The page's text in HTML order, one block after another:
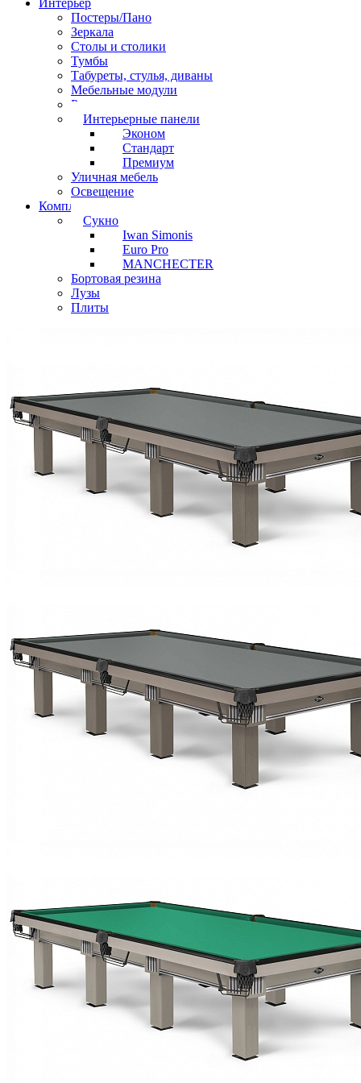
Постеры/Пано
Зеркала
Столы и столики
Тумбы
Табуреты, стулья, диваны
Мебельные модули
Рамы под картины
Интерьерные панели
Эконом
Стандарт
Премиум
Уличная мебель
Освещение
Комплектующие
Сукно
Iwan Simonis
Euro Pro
MANCHECTER
Бортовая резина
Лузы
Плиты